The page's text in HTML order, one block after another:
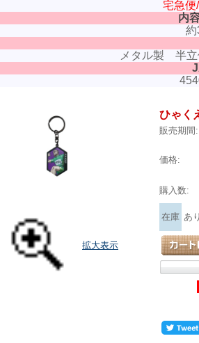
宅急便
内
約
メタル製 半立
拡大表示
ひゃく
販売期間:
価格:
購入数:
在庫 あり